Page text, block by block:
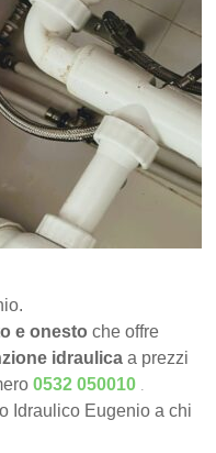
e onesto che offre
idraulica a prezzi
0532 050010 .
Idraulico Eugenio a chi